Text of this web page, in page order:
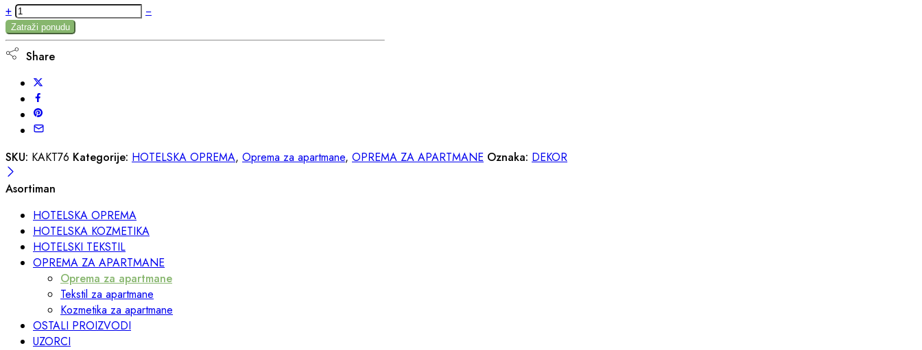
Dekorativno
cvece
kaktus76
-
quantity
+ −
Zatraži ponudu
Share
SKU: KAKT76 Kategorije: HOTELSKA OPREMA, Oprema za apartmane, OPREMA ZA APARTMANE Oznaka: DEKOR
Asortiman
HOTELSKA OPREMA
HOTELSKA KOZMETIKA
HOTELSKI TEKSTIL
OPREMA ZA APARTMANE
Oprema za apartmane
Tekstil za apartmane
Kozmetika za apartmane
OSTALI PROIZVODI
UZORCI